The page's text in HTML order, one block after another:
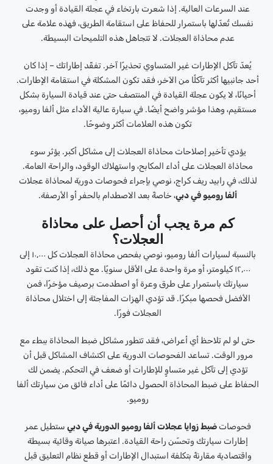
عند السرعات العالية. إذا شعرت بارتخاء في عجلة القيادة أو وجدت
نفسك تُعدّلها باستمرار للحفاظ على استقامة الطريق، فهذه علامة على
عدم محاذاة العجلات. لا تتجاهل هذه التلميحات البسيطة.
يُعدّ تآكل الإطارات غير المتساوي تحذيرًا آخر. تفقّد إطاراتك – إذا كان
أحد جانبيها أكثر تآكلًا من الآخر، فقد تكون المشكلة في استقامة الإطارات.
أحيانًا، لا يكون عجلة القيادة في المنتصف حتى عند قيادة السيارة بشكل
مستقيم، وهذا مؤشر واضح أيضًا. في سيارة عالية الأداء مثل ألفا روميو،
تكون هذه العلامات أكثر وضوحًا.
يؤدي تأخير إصلاحات محاذاة العجلات إلى مشاكل أكبر. يؤثر سوء
محاذاة العجلات على أداء المكابح، واستهلاك الوقود، والراحة العامة.
لذلك، في رابيد ريف كراج، نوصي بإجراء فحوصات دورية لمحاذاة عجلات
ألفا روميو في دبي، خاصةً بعد الاصطدام بالحفر أو الأرصفة.
كم مرة يجب أن أحصل على محاذاة
العجلات؟
بالنسبة لسيارات ألفا روميو، نوصي بفحص محاذاة العجلات كل ١٠,٠٠٠ إلى
١٢,٠٠٠ كيلومتر، أو مرة واحدة على الأقل سنويًا. مع ذلك، إذا كنت تقود
سيارتك باستمرار على طرق وعرة أو اصطدمت برصيف مؤخرًا، فمن
الأفضل فحصها مبكرًا. قد تؤدي الهزات المفاجئة إلى اختلال محاذاة
العجلات فورًا.
حتى لو لم تلاحظ أي أعراض، فقد تتطور مشاكل ضبط المحاذاة ببطء مع
مرور الوقت. تساعد الفحوصات الدورية على اكتشاف المشاكل قبل أن
تؤدي إلى تآكل غير متساوٍ للإطارات أو ضعف في التحكم. يضمن لك
الحفاظ على ضبط المحاذاة الحصول دائمًا على أداء فائق من سيارتك ألفا
روميو.
فحوصات ضبط زوايا عجلات ألفا روميو الدورية في دبي ستطيل عمر
إطارات سيارتك وتحسّن راحة القيادة. اعتبرها صيانة وقائية بسيطة
واقتصادية مقارنةً بتكلفة استبدال الإطارات أو قطع نظام التعليق قبل